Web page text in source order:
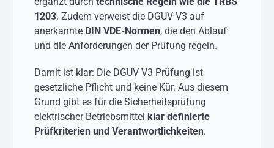
1203. Zudem verweist die DGUV V3 auf
anerkannte DIN VDE-Normen, die den Ablauf
und die Anforderungen der Prüfung regeln.
Damit ist klar: Die DGUV V3 Prüfung ist
gesetzliche Pflicht und keine Kür. Aus diesem
Grund gibt es für die Sicherheitsprüfung
elektrischer Betriebsmittel klar definierte
Prüfkriterien und Verantwortlichkeiten.